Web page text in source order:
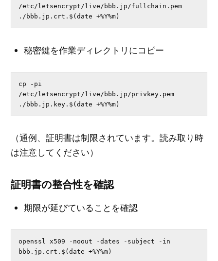
/etc/letsencrypt/live/bbb.jp/fullchain.pem
./bbb.jp.crt.$(date +%Y%m)
秘密鍵を作業ディレクトリにコピー
cp -pi
/etc/letsencrypt/live/bbb.jp/privkey.pem
./bbb.jp.key.$(date +%Y%m)
（通例、証明書は制限されています。読み取り時
は注意してください）
証明書の整合性を確認
期限が延びていることを確認
openssl x509 -noout -dates -subject -in
bbb.jp.crt.$(date +%Y%m)